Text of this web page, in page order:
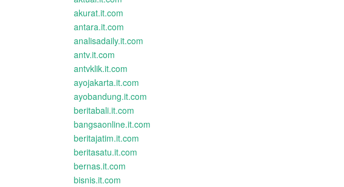
akurat.it.com
antara.it.com
analisadaily.it.com
antv.it.com
antvklik.it.com
ayojakarta.it.com
ayobandung.it.com
beritabali.it.com
bangsaonline.it.com
beritajatim.it.com
beritasatu.it.com
bernas.it.com
bisnis.it.com